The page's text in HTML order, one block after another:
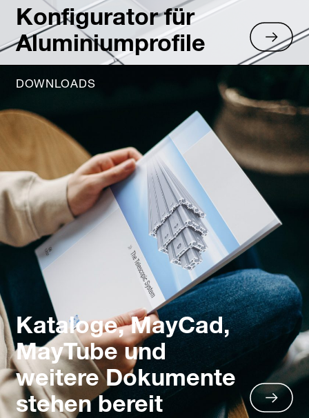
Konfigurator für
Aluminiumprofile
DOWNLOADS
Kataloge, MayCad,
MayTube und
weitere Dokumente
stehen bereit